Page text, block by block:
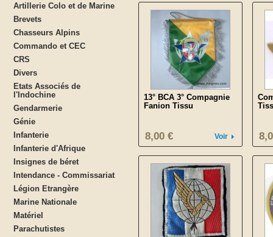
Artillerie Colo et de Marine
Brevets
Chasseurs Alpins
Commando et CEC
CRS
Divers
Etats Associés de
l'Indochine
Gendarmerie
Génie
Infanterie
Infanterie d'Afrique
Insignes de béret
Intendance - Commissariat
Légion Etrangère
Marine Nationale
Matériel
Parachutistes
13° BCA 3° Compagnie
Fanion Tissu
Voir
8,00 €